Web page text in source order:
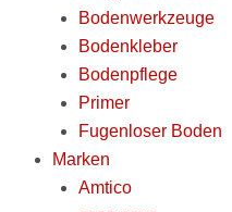
Bodenwerkzeuge
Bodenkleber
Bodenpflege
Primer
Fugenloser Boden
Marken
Amtico